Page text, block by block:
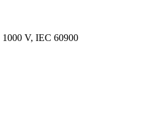
1000 V, IEC 60900